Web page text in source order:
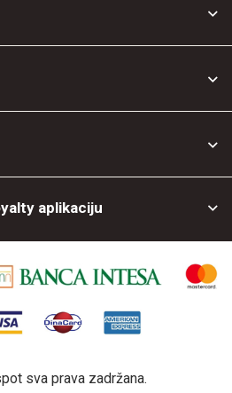
aplikaciju
sva prava zadržana.